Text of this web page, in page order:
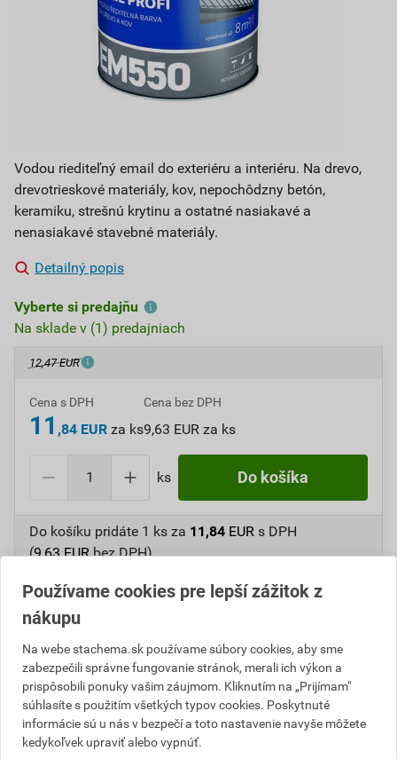
Vodou riediteľný email do exteriéru a interiéru. Na drevo,
drevotrieskové materiály, kov, nepochôdzny betón,
keramiku, strešnú krytinu a ostatné nasiakavé a
nenasiakavé stavebné materiály.
Detailný popis
Vyberte si predajňu
Na sklade v (1) predajniach
12,47 EUR
Cena s DPH
11 ,84 EUR za ks
Cena bez DPH
9,63 EUR za ks
ks Do košíka
Do košíku pridáte 1 ks za 11,84 EUR s DPH
(9,63EURbez DPH).
Číslo položky:A110251
Katalógový kód: 3UY93
VýrobcaStachema
Popis
Hodvábne matný vodou riediteľný email do interiéru a
exteriéru na báze akrylátového spojiva. Je určený na
Používame cookies pre lepší zážitok z
nákupu
Na webe stachema.sk používame súbory cookies, aby sme
zabezpečili správne fungovanie stránok, merali ich výkon a
prispôsobili ponuky vašim záujmom. Kliknutím na „Prijímam"
súhlasíte s použitím všetkých typov cookies. Poskytnuté
informácie sú u nás v bezpečí a toto nastavenie navyše môžete
kedykoľvek upraviť alebo vypnúť.